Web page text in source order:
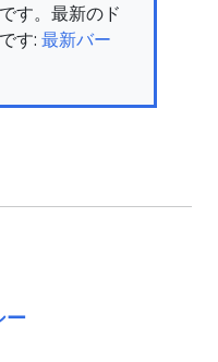
す。最新のド
す: 最新バー
ー